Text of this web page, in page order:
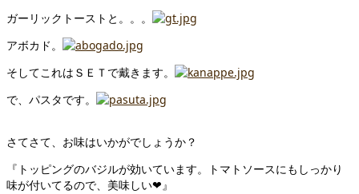
ガーリックトーストと。。。
アボカド。
そしてこれはＳＥＴで戴きます。
で、パスタです。
さてさて、お味はいかがでしょうか？
『トッピングのバジルが効いています。トマトソースにもしっかり
味が付いてるので、美味しい❤』